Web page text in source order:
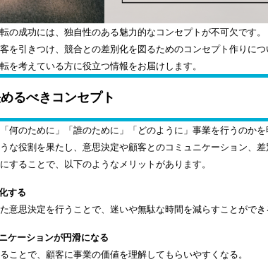
の成功には、独自性のある魅力的なコンセプトが不可欠です。
を引きつけ、競合との差別化を図るためのコンセプト作りに
を考えている方に役立つ情報をお届けします。
るべきコンセプト
何のために」「誰のために」「どのように」事業を行うのか
な役割を果たし、意思決定や顧客とのコミュニケーション、
することで、以下のようなメリットがあります。
する
意思決定を行うことで、迷いや無駄な時間を減らすことができ
ケーションが円滑になる
ことで、顧客に事業の価値を理解してもらいやすくなる。